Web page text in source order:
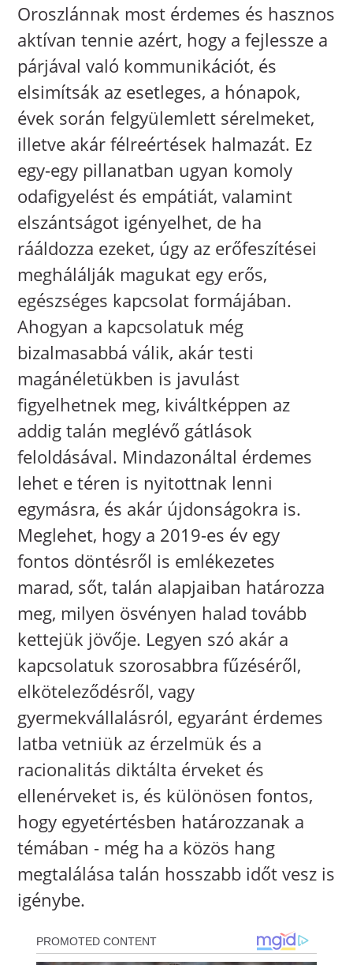
Oroszlánnak most érdemes és hasznos
aktívan tennie azért, hogy a fejlessze a
párjával való kommunikációt, és
elsimítsák az esetleges, a hónapok,
évek során felgyülemlett sérelmeket,
illetve akár félreértések halmazát. Ez
egy-egy pillanatban ugyan komoly
odafigyelést és empátiát, valamint
elszántságot igényelhet, de ha
rááldozza ezeket, úgy az erőfeszítései
meghálálják magukat egy erős,
egészséges kapcsolat formájában.
Ahogyan a kapcsolatuk még
bizalmasabbá válik, akár testi
magánéletükben is javulást
figyelhetnek meg, kiváltképpen az
addig talán meglévő gátlások
feloldásával. Mindazonáltal érdemes
lehet e téren is nyitottnak lenni
egymásra, és akár újdonságokra is.
Meglehet, hogy a 2019-es év egy
fontos döntésről is emlékezetes
marad, sőt, talán alapjaiban határozza
meg, milyen ösvényen halad tovább
kettejük jövője. Legyen szó akár a
kapcsolatuk szorosabbra fűzéséről,
elköteleződésről, vagy
gyermekvállalásról, egyaránt érdemes
latba vetniük az érzelmük és a
racionalitás diktálta érveket és
ellenérveket is, és különösen fontos,
hogy egyetértésben határozzanak a
témában - még ha a közös hang
megtalálása talán hosszabb időt vesz is
igénybe.